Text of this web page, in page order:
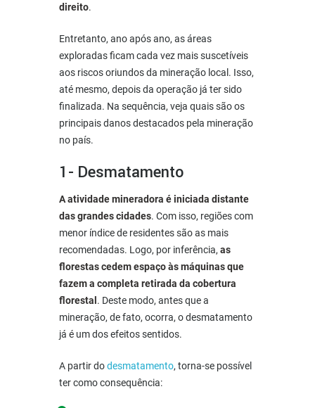
direito.
Entretanto, ano após ano, as áreas
exploradas ficam cada vez mais suscetíveis
aos riscos oriundos da mineração local. Isso,
até mesmo, depois da operação já ter sido
finalizada. Na sequência, veja quais são os
principais danos destacados pela mineração
no país.
1- Desmatamento
A atividade mineradora é iniciada distante
das grandes cidades. Com isso, regiões com
menor índice de residentes são as mais
recomendadas. Logo, por inferência, as
florestas cedem espaço às máquinas que
fazem a completa retirada da cobertura
florestal . Deste modo, antes que a
mineração, de fato, ocorra, o desmatamento
já é um dos efeitos sentidos.
A partir dodesmatamento, torna-se possível
ter como consequência: